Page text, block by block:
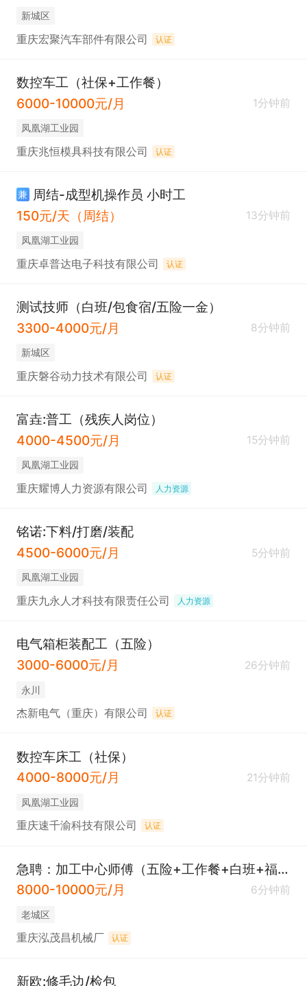
新城区
重庆宏聚汽车部件有限公司 认证
数控车工（社保+工作餐）
6000-10000元/月
1分钟前
凤凰湖工业园
重庆兆恒模具科技有限公司 认证
兼 周结-成型机操作员 小时工
150元/天（周结）
13分钟前
凤凰湖工业园
重庆卓普达电子科技有限公司 认证
测试技师（白班/包食宿/五险一金）
3300-4000元/月
8分钟前
新城区
重庆磐谷动力技术有限公司 认证
富垚:普工（残疾人岗位）
4000-4500元/月
15分钟前
凤凰湖工业园
重庆耀博人力资源有限公司 人力资源
铭诺:下料/打磨/装配
4500-6000元/月
5分钟前
凤凰湖工业园
重庆九永人才科技有限责任公司 人力资源
电气箱柜装配工（五险）
3000-6000元/月
26分钟前
永川
杰新电气（重庆）有限公司 认证
数控车床工（社保）
4000-8000元/月
21分钟前
凤凰湖工业园
重庆速千渝科技有限公司 认证
急聘：加工中心师傅（五险+工作餐+白班+福利待遇好）
8000-10000元/月
6分钟前
老城区
重庆泓茂昌机械厂 认证
新欧:修毛边/检包